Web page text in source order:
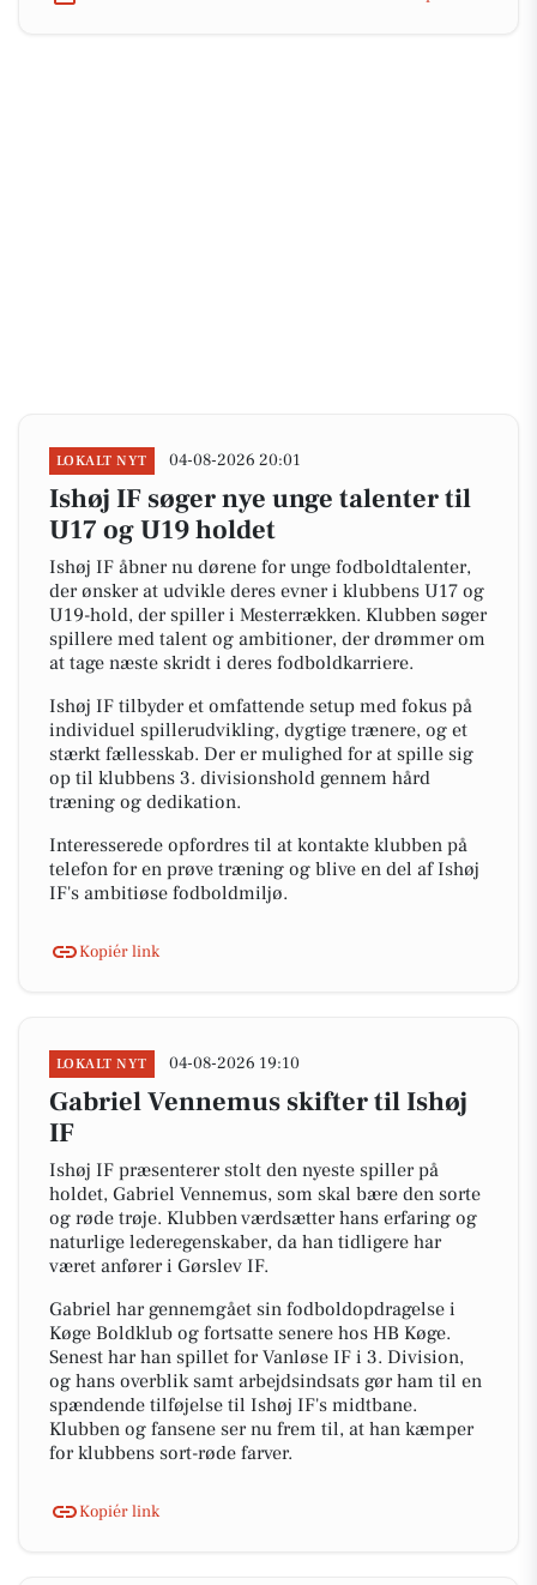
LOKALT NYT 04-08-2026 20:01
Ishøj IF søger nye unge talenter til
U17 og U19 holdet
Ishøj IF åbner nu dørene for unge fodboldtalenter,
der ønsker at udvikle deres evner i klubbens U17 og
U19-hold, der spiller i Mesterrækken. Klubben søger
spillere med talent og ambitioner, der drømmer om
at tage næste skridt i deres fodboldkarriere.
Ishøj IF tilbyder et omfattende setup med fokus på
individuel spillerudvikling, dygtige trænere, og et
stærkt fællesskab. Der er mulighed for at spille sig
op til klubbens 3. divisionshold gennem hård
træning og dedikation.
Interesserede opfordres til at kontakte klubben på
telefon for en prøve træning og blive en del af Ishøj
IF's ambitiøse fodboldmiljø.
Kopiér link
LOKALT NYT 04-08-2026 19:10
Gabriel Vennemus skifter til Ishøj
IF
Ishøj IF præsenterer stolt den nyeste spiller på
holdet, Gabriel Vennemus, som skal bære den sorte
og røde trøje. Klubben værdsætter hans erfaring og
naturlige lederegenskaber, da han tidligere har
været anfører i Gørslev IF.
Gabriel har gennemgået sin fodboldopdragelse i
Køge Boldklub og fortsatte senere hos HB Køge.
Senest har han spillet for Vanløse IF i 3. Division,
og hans overblik samt arbejdsindsats gør ham til en
spændende tilføjelse til Ishøj IF's midtbane.
Klubben og fansene ser nu frem til, at han kæmper
for klubbens sort-røde farver.
Kopiér link